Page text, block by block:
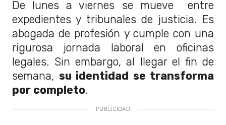
De lunes a viernes se mueve entre
expedientes y tribunales de justicia. Es
abogada de profesión y cumple con una
rigurosa jornada laboral en oficinas
legales. Sin embargo, al llegar el fin de
semana, su identidad se transforma
por completo.